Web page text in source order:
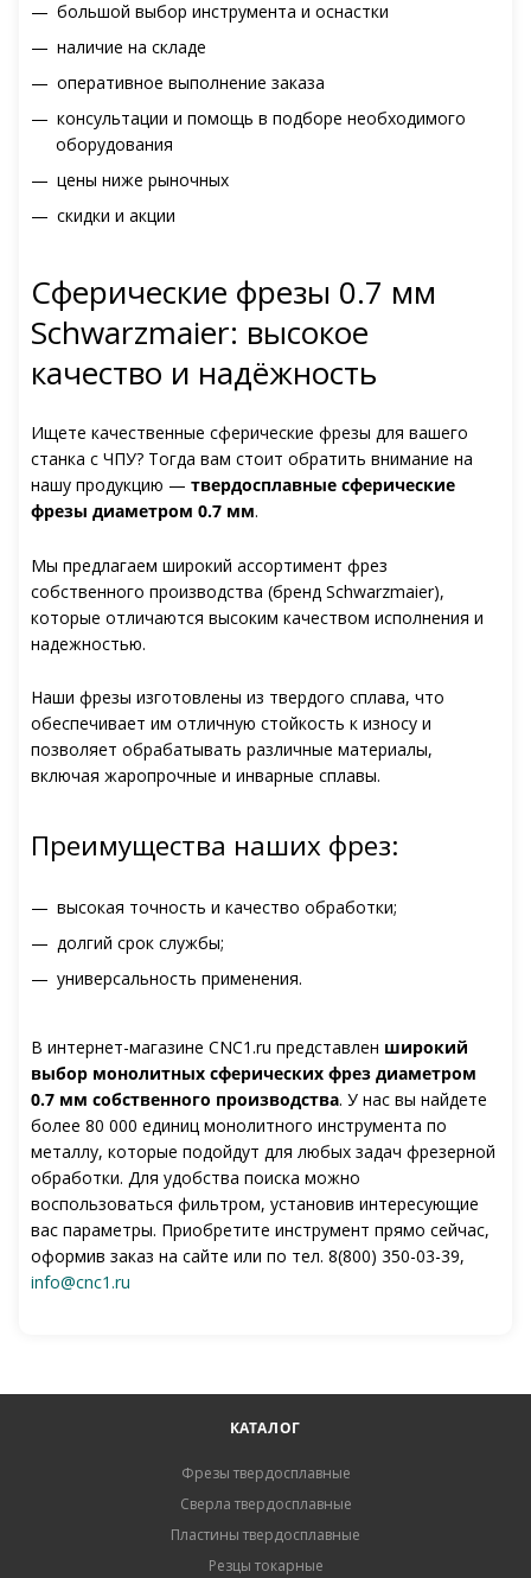
большой выбор инструмента и оснастки
наличие на складе
оперативное выполнение заказа
консультации и помощь в подборе необходимого
оборудования
цены ниже рыночных
скидки и акции
Сферические фрезы 0.7 мм
Schwarzmaier: высокое
качество и надёжность
Ищете качественные сферические фрезы для вашего
станка с ЧПУ? Тогда вам стоит обратить внимание на
нашу продукцию — твердосплавные сферические
фрезы диаметром 0.7 мм.
Мы предлагаем широкий ассортимент фрез
собственного производства (бренд Schwarzmaier),
которые отличаются высоким качеством исполнения и
надежностью.
Наши фрезы изготовлены из твердого сплава, что
обеспечивает им отличную стойкость к износу и
позволяет обрабатывать различные материалы,
включая жаропрочные и инварные сплавы.
Преимущества наших фрез:
высокая точность и качество обработки;
долгий срок службы;
универсальность применения.
В интернет-магазине CNC1.ru представлен широкий
выбор монолитных сферических фрез диаметром
0.7 мм собственного производства. У нас вы найдете
более 80 000 единиц монолитного инструмента по
металлу, которые подойдут для любых задач фрезерной
обработки. Для удобства поиска можно
воспользоваться фильтром, установив интересующие
вас параметры. Приобретите инструмент прямо сейчас,
оформив заказ на сайте или по тел. 8(800) 350-03-39,
info@cnc1.ru
КАТАЛОГ
Фрезы твердосплавные
Сверла твердосплавные
Пластины твердосплавные
Резцы токарные